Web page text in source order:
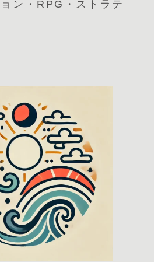
ン・RPG・ストラテ